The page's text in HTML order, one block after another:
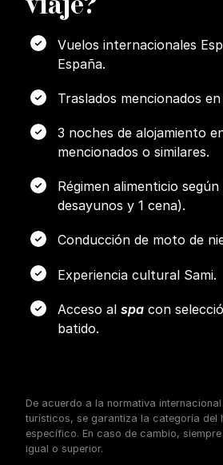
Vuelos internacionales
España.
Traslados mencionados
3 noches de alojamiento
mencionados o similares.
Régimen alimenticio
desayunos y 1 cena).
Conducción de moto de
Experiencia cultural Sami.
Acceso al spa con
batido.
De acuerdo a la normativa
turísticos, se garantiza la categoría del
específico. En caso de cambio,
igual o superior.